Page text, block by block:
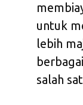
untuk
lebih
salah